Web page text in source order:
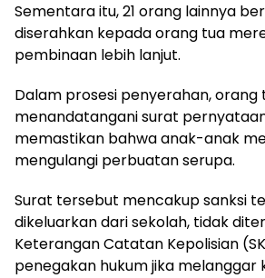
Sementara itu, 21 orang lainnya
diserahkan kepada orang tua
pembinaan lebih lanjut.
Dalam prosesi penyerahan, orang
menandatangani surat
memastikan bahwa anak-anak
mengulangi perbuatan serupa.
Surat tersebut mencakup sanksi
dikeluarkan dari sekolah, tidak
Keterangan Catatan Kepolisian
penegakan hukum jika melanggar